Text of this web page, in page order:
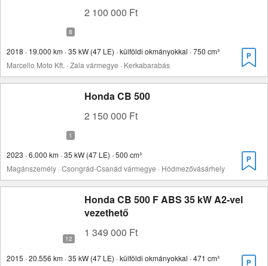
2 100 000 Ft
2018 · 19.000 km · 35 kW (47 LE) · külföldi okmányokkal · 750 cm³
Marcello Moto Kft. · Zala vármegye · Kerkabarabás
Honda CB 500
2 150 000 Ft
2023 · 6.000 km · 35 kW (47 LE) · 500 cm³
Magánszemély · Csongrád-Csanád vármegye · Hódmezővásárhely
Honda CB 500 F ABS 35 kW A2-vel
vezethető
1 349 000 Ft
2015 · 20.556 km · 35 kW (47 LE) · külföldi okmányokkal · 471 cm³